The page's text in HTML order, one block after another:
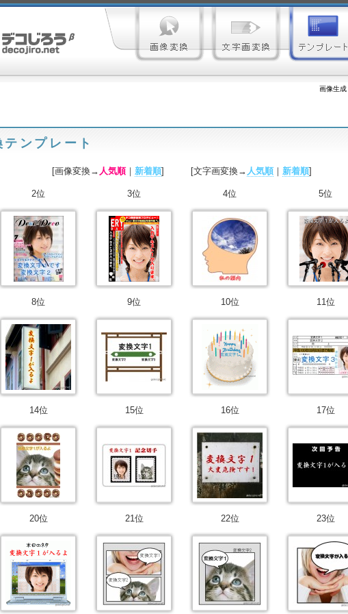
画像生成
ンプレート
[画像変換→ 人気順｜ 新着順] [文字画変換→ 人気順 ｜ 新着順]
2位 3位 4位 5位
8位 9位 10位 11位
14位 15位 16位 17位
20位 21位 22位 23位